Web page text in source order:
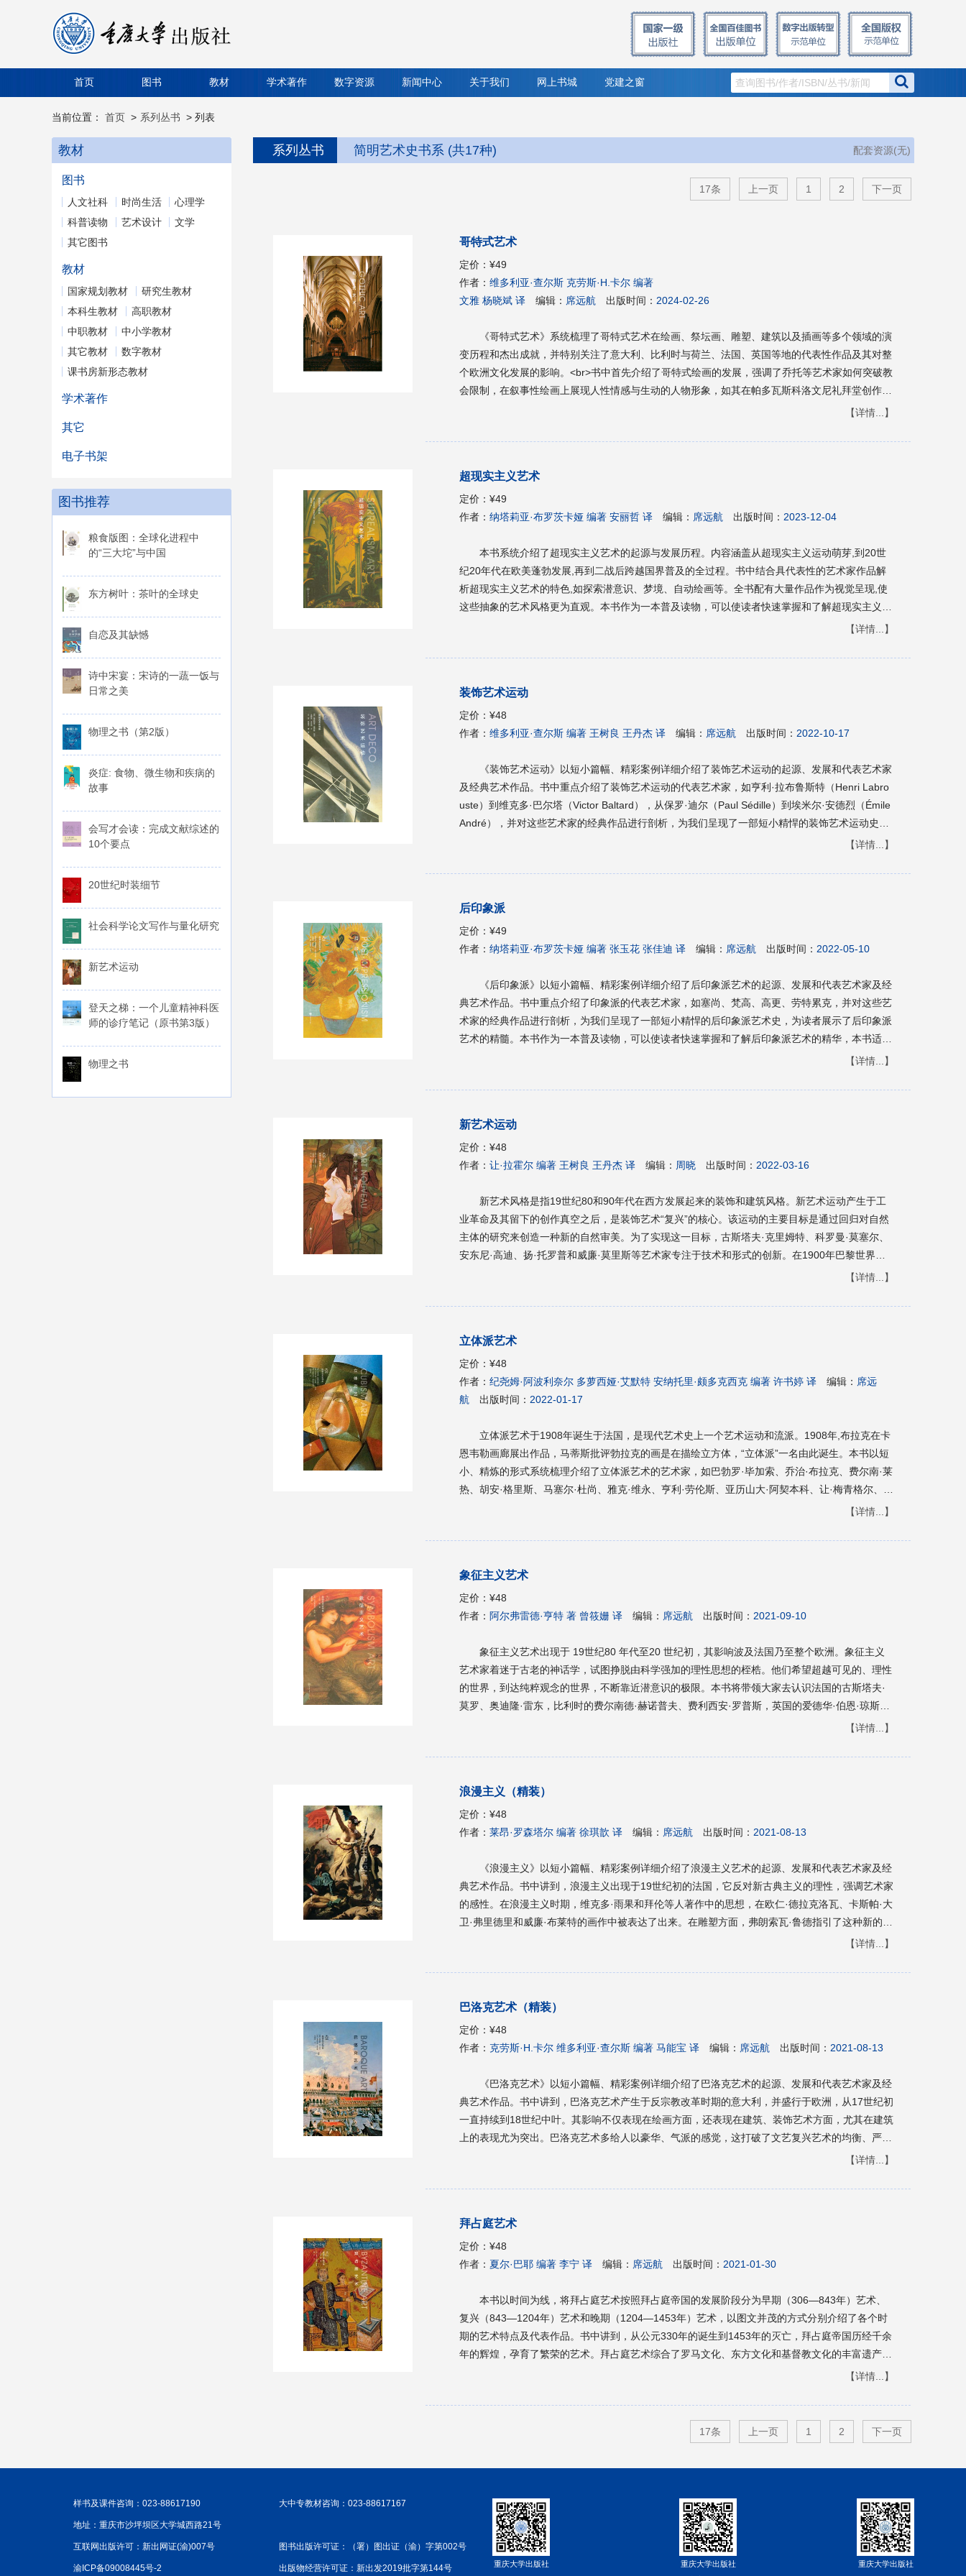
首页 图书 教材 学术著作 数字资源 新闻中心 关于我们 网上书城 党建之窗
当前位置： 首页 > 系列丛书 > 列表
教材
图书
人文社科 时尚生活
心理学
科普读物
艺术设计
文学
其它图书
教材
国家规划教材
研究生教材
本科生教材
高职教材
中职教材
中小学教材
其它教材
数字教材
课书房新形态教材
学术著作
其它
电子书架
图书推荐
粮食版图：全球化进程中
的“三大坨”与中国
东方树叶：茶叶的全球史
自恋及其缺憾
诗中宋宴：宋诗的一蔬一饭与
日常之美
物理之书（第2版）
炎症: 食物、微生物和疾病的
故事
会写才会读：完成文献综述的
10个要点
20世纪时装细节
社会科学论文写作与量化研究
新艺术运动
登天之梯：一个儿童精神科医
师的诊疗笔记（原书第3版）
物理之书
系列丛书 简明艺术史书系 (共17种) 配套资源(无)
17条 上一页 1 2 下一页
哥特式艺术
定价：¥49
作者：维多利亚·查尔斯 克劳斯·H.卡尔 编著
文雅 杨晓斌 译
编辑： 席远航 出版时间： 2024-02-26
《哥特式艺术》系统梳理了哥特式艺术在绘画、祭坛画、雕塑、建筑以及插画等多个领域的演
变历程和杰出成就，并特别关注了意大利、比利时与荷兰、法国、英国等地的代表性作品及其对整
个欧洲文化发展的影响。<br>书中首先介绍了哥特式绘画的发展，强调了乔托等艺术家如何突破教
会限制，在叙事性绘画上展现人性情感与生动的人物形象，如其在帕多瓦斯科洛文尼礼拜堂创作的
圣母与耶稣生活场景系列壁画，标志着意大利哥特式绘画的成熟。<br>接着探讨了比利时与荷兰地
了一种使用白漆与油混合的颜料配方，使得画面色彩明亮且持久不褪，这一创新极大地推动了15世
了手抄本插画作为中世纪贵族及知识阶层专享的艺术形式，它融合了多种艺术元素，从玻璃彩窗、
雕塑到纺织、釉瓷等工艺美术，插画师们不仅追求精致装饰与叙事功能，而且通过为文字配图展示
了当时社会习俗与思想观念。法国插画尤其以精巧线条与细腻色调闻名，而地中海周边地区形成了
绘玻璃窗部分则揭示了这种艺术形式在教堂建筑中的重要地位，相较于罗马式的单一人物表现，哥
特式窗户运用复杂的构图和丰富色彩，构建出一种光影交织、寓意深远的视觉效果。<br>关于雕塑
与建筑方面，《哥特式艺术》同样给予了详尽解读，从法国、意大利等地的哥特式雕塑特点出发，
分析了它们如何将复杂的空间结构与精细的细节刻画相结合；而在建筑领域，描绘了包括法国莱昂
大教堂、帕尔马德马略卡的圣玛利亚大教堂等在内的众多经典哥特式建筑案例，展现了该时期建筑
浅出的文字叙述和丰富的实例展示，全面勾勒出了哥特式艺术从绘画到建筑各方面的辉煌历史，揭
及读物，可以使读者快速掌握和了解哥特式艺术的精华，本书适用于想要了解哥特式艺术的读者。
<br>
【详情...】
超现实主义艺术
定价：¥49
作者：纳塔莉亚·布罗茨卡娅 编著 安丽哲 译 编辑： 席远航 出版时间： 2023-12-04
本书系统介绍了超现实主义艺术的起源与发展历程。内容涵盖从超现实主义运动萌芽,到20世
纪20年代在欧美蓬勃发展,再到二战后跨越国界普及的全过程。书中结合具代表性的艺术家作品解
析超现实主义艺术的特色,如探索潜意识、梦境、自动绘画等。全书配有大量作品作为视觉呈现,使
这些抽象的艺术风格更为直观。本书作为一本普及读物，可以使读者快速掌握和了解超现实主义艺
【详情...】
装饰艺术运动
定价：¥48
作者：维多利亚·查尔斯 编著 王树良 王丹杰 译 编辑： 席远航 出版时间： 2022-10-17
《装饰艺术运动》以短小篇幅、精彩案例详细介绍了装饰艺术运动的起源、发展和代表艺术家
及经典艺术作品。书中重点介绍了装饰艺术运动的代表艺术家，如亨利·拉布鲁斯特（Henri Labro
uste）到维克多·巴尔塔（Victor Baltard），从保罗·迪尔（Paul Sédille）到埃米尔·安德烈（Émile
André），并对这些艺术家的经典作品进行剖析，为我们呈现了一部短小精悍的装饰艺术运动史，
为读者展示了装饰艺术运动的精髓。本书作为一本普及读物，可以使读者快速掌握和了解装饰艺术
【详情...】
后印象派
定价：¥49
作者：纳塔莉亚·布罗茨卡娅 编著 张玉花 张佳迪 译 编辑： 席远航 出版时间：2022-05-10
《后印象派》以短小篇幅、精彩案例详细介绍了后印象派艺术的起源、发展和代表艺术家及经
典艺术作品。书中重点介绍了印象派的代表艺术家，如塞尚、梵高、高更、劳特累克，并对这些艺
术家的经典作品进行剖析，为我们呈现了一部短小精悍的后印象派艺术史，为读者展示了后印象派
艺术的精髓。本书作为一本普及读物，可以使读者快速掌握和了解后印象派艺术的精华，本书适用
【详情...】
新艺术运动
定价：¥48
作者：让·拉霍尔 编著 王树良 王丹杰 译 编辑： 周晓 出版时间： 2022-03-16
新艺术风格是指19世纪80和90年代在西方发展起来的装饰和建筑风格。新艺术运动产生于工
业革命及其留下的创作真空之后，是装饰艺术“复兴”的核心。该运动的主要目标是通过回归对自然
主体的研究来创造一种新的自然审美。为了实现这一目标，古斯塔夫·克里姆特、科罗曼·莫塞尔、
安东尼·高迪、扬·托罗普和威廉·莫里斯等艺术家专注于技术和形式的创新。在1900年巴黎世界博
览会上获得成功后，新艺术运动作为一种趋势不断发展，并由此激发了许多艺术家的创作灵感。装
【详情...】
立体派艺术
定价：¥48
作者：纪尧姆·阿波利奈尔 多萝西娅·艾默特 安纳托里·颇多克西克 编著 许书婷 译 编辑： 席远
航
出版时间： 2022-01-17
立体派艺术于1908年诞生于法国，是现代艺术史上一个艺术运动和流派。1908年,布拉克在卡
恩韦勒画廊展出作品，马蒂斯批评勃拉克的画是在描绘立方体，“立体派”一名由此诞生。本书以短
小、精炼的形式系统梳理介绍了立体派艺术的艺术家，如巴勃罗·毕加索、乔治·布拉克、费尔南·莱
热、胡安·格里斯、马塞尔·杜尚、雅克·维永、亨利·劳伦斯、亚历山大·阿契本科、让·梅青格尔、阿
尔贝·格莱兹、罗贝尔·德劳内、索尼娅·德劳内、亨利·勒福科尼耶，尤其重点介绍了代表艺术家毕
【详情...】
象征主义艺术
定价：¥48
作者： 阿尔弗雷德·亨特 著 曾筱姗 译 编辑： 席远航 出版时间： 2021-09-10
象征主义艺术出现于 19世纪80 年代至20 世纪初，其影响波及法国乃至整个欧洲。象征主义
艺术家着迷于古老的神话学，试图挣脱由科学强加的理性思想的桎梏。他们希望超越可见的、理性
的世界，到达纯粹观念的世界，不断靠近潜意识的极限。本书将带领大家去认识法国的古斯塔夫·
莫罗、奥迪隆·雷东，比利时的费尔南德·赫诺普夫、费利西安·罗普斯，英国的爱德华·伯恩·琼斯、
但丁·加布里埃尔·罗塞蒂以及德国的扬·托洛普等，那些在象征主义运动中最具代表性的艺术家和其
艺术史书系”。
【详情...】
浪漫主义（精装）
定价：¥48
作者：莱昂·罗森塔尔 编著 徐琪歆 译 编辑： 席远航 出版时间： 2021-08-13
《浪漫主义》以短小篇幅、精彩案例详细介绍了浪漫主义艺术的起源、发展和代表艺术家及经
典艺术作品。书中讲到，浪漫主义出现于19世纪初的法国，它反对新古典主义的理性，强调艺术家
的感性。在浪漫主义时期，维克多·雨果和拜伦等人著作中的思想，在欧仁·德拉克洛瓦、卡斯帕·大
卫·弗里德里和威廉·布莱特的画作中被表达了出来。在雕塑方面，弗朗索瓦·鲁德指引了这种新的艺
术自由的方向，他赋予作品一种前所未有的动态和表情。本书以简洁明了的形式介绍了浪漫主义艺
派的经典读物。本书作为一本普及读物，可以使读者快速掌握和了解浪漫主义艺术的精华，本书适
【详情...】
巴洛克艺术（精装）
定价：¥48
作者：克劳斯·H.卡尔 维多利亚·查尔斯 编著 马能宝 译 编辑： 席远航 出版时间：2021-08-13
《巴洛克艺术》以短小篇幅、精彩案例详细介绍了巴洛克艺术的起源、发展和代表艺术家及经
典艺术作品。书中讲到，巴洛克艺术产生于反宗教改革时期的意大利，并盛行于欧洲，从17世纪初
一直持续到18世纪中叶。其影响不仅表现在绘画方面，还表现在建筑、装饰艺术方面，尤其在建筑
上的表现尤为突出。巴洛克艺术多给人以豪华、气派的感觉，这打破了文艺复兴艺术的均衡、严肃
的特点。巴洛克建筑并不像文艺复兴建筑那样以正方形、圆形和十字形为基本形，而多以椭圆形、
家鲁本斯为典型代表艺术家。巴洛克艺术作品涵盖了绘画、雕塑和建筑艺术，本书是对巴洛克艺术
想要了解巴洛克艺术风格的读者。
【详情...】
拜占庭艺术
定价：¥48
作者： 夏尔·巴耶 编著 李宁 译 编辑： 席远航 出版时间： 2021-01-30
本书以时间为线，将拜占庭艺术按照拜占庭帝国的发展阶段分为早期（306—843年）艺术、
复兴（843—1204年）艺术和晚期（1204—1453年）艺术，以图文并茂的方式分别介绍了各个时
期的艺术特点及代表作品。书中讲到，从公元330年的诞生到1453年的灭亡，拜占庭帝国历经千余
年的辉煌，孕育了繁荣的艺术。拜占庭艺术综合了罗马文化、东方文化和基督教文化的丰富遗产，
形成了以象征主义为特征的建筑和绘画传统，其影响远远超出了拜占庭帝国的辽阔疆域。今天，意
美。拜占庭文明所产生的辉煌的宫殿、教堂、绘画、珐琅、陶瓷和马赛克镶嵌画，都让拜占庭艺术
产生强大的影响力，永恒不朽，生生不息。本书作为一本普及读物，可以使读者快速掌握和了解拜
占庭艺术的精华，本书适用于想要了解拜占庭艺术风格的读者。
【详情...】
17条 上一页 1 2 下一页
样书及课件咨询：023-88617190 大中专教材咨询：023-88617167
地址：重庆市沙坪坝区大学城西路21号
互联网出版许可：新出网证(渝)007号 图书出版许可证：（署）图出证（渝）字第002号
渝ICP备09008445号-2 出版物经营许可证：新出发2019批字第144号
重庆大学出版社
重庆大学出版社
重庆大学出版社